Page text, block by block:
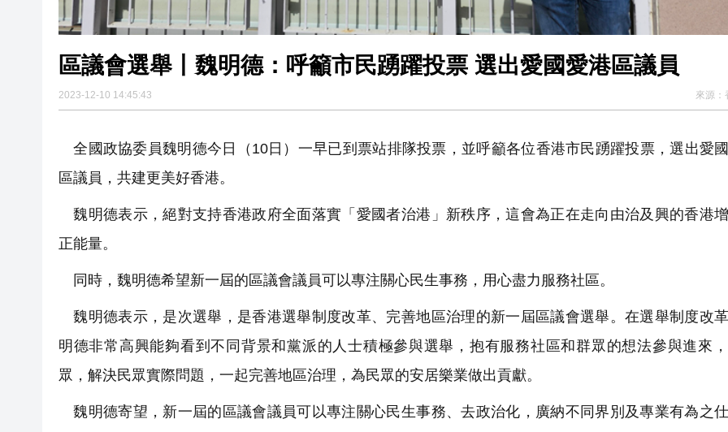
區議會選舉丨魏明德：呼籲市民踴躍投票 選出愛國愛港區議員
2023-12-10 14:45:43 來源：
全國政協委員魏明德今日（10日）一早已到票站排隊投票，並呼籲各位香港市民踴躍投票，選出愛
區議員，共建更美好香港。
魏明德表示，絕對支持香港政府全面落實「愛國者治港」新秩序，這會為正在走向由治及興的香港
正能量。
同時，魏明德希望新一屆的區議會議員可以專注關心民生事務，用心盡力服務社區。
魏明德表示，是次選舉，是香港選舉制度改革、完善地區治理的新一屆區議會選舉。在選舉制度改
明德非常高興能夠看到不同背景和黨派的人士積極參與選舉，抱有服務社區和群眾的想法參與進來
眾，解決民眾實際問題，一起完善地區治理，為民眾的安居樂業做出貢獻。
魏明德寄望，新一屆的區議會議員可以專注關心民生事務、去政治化，廣納不同界別及專業有為之